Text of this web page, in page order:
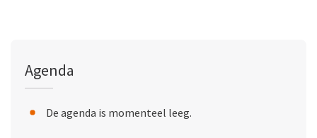
Agenda
De agenda is momenteel leeg.